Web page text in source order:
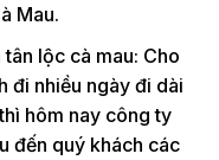
Mau.
lộc cà mau: Cho
đi nhiều ngày đi dài
hôm nay công ty
đến quý khách các